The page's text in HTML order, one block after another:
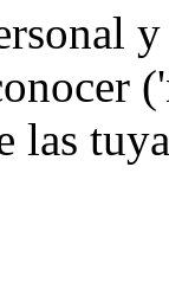
las